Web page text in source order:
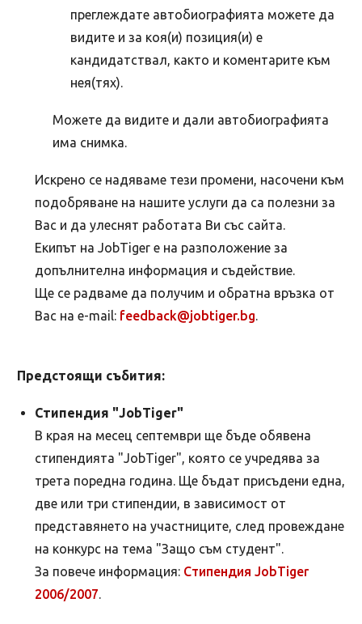
преглеждате автобиографията можете да
видите и за коя(и) позиция(и) е
кандидатствал, както и коментарите към
нея(тях).
Можете да видите и дали автобиографията
има снимка.
Искрено се надяваме тези промени, насочени към
подобряване на нашите услуги да са полезни за
Вас и да улеснят работата Ви със сайта.
Екипът на JobTiger е на разположение за
допълнителна информация и съдействие.
Ще се радваме да получим и обратна връзка от
Вас на e-mail: feedback@jobtiger.bg.
Предстоящи събития:
Стипендия "JobTiger"
В края на месец септември ще бъде обявена
стипендията "JobTiger", която се учредява за
трета поредна година. Ще бъдат присъдени една,
две или три стипендии, в зависимост от
представянето на участниците, след провеждане
на конкурс на тема "Защо съм студент".
За повече информация: Стипендия JobTiger
2006/2007.